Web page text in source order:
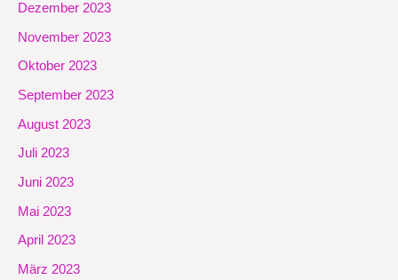
Dezember 2023
November 2023
Oktober 2023
September 2023
August 2023
Juli 2023
Juni 2023
Mai 2023
April 2023
März 2023